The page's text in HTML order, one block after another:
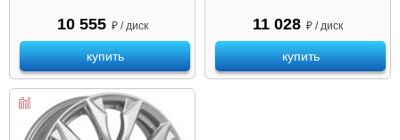
10 555 ₽ / диск
купить
11 028 ₽ / диск
купить